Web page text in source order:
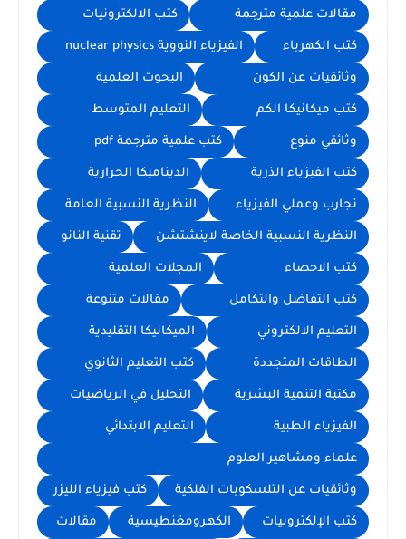
مقالات علمية مترجمة كتب الالكترونيات
كتب الكهرباء الفيزياء النووية nuclear physics
وثائقيات عن الكون البحوث العلمية
كتب ميكانيكا الكم التعليم المتوسط
وثائقي منوع كتب علمية مترجمة pdf
كتب الفيزياء الذرية الديناميكا الحرارية
تجارب وعملي الفيزياء النظرية النسبية العامة
النظرية النسبية الخاصة لاينشتشن تقنية النانو
كتب الاحصاء المجلات العلمية
كتب التفاضل والتكامل مقالات متنوعة
التعليم الالكتروني الميكانيكا التقليدية
الطاقات المتجددة كتب التعليم الثانوي
مكتبة التنمية البشرية التحليل في الرياضيات
الفيزياء الطبية التعليم الابتدائي
علماء ومشاهير العلوم
وثائقيات عن التلسكوبات الفلكية كتب فيزياء الليزر
كتب الإلكترونيات الكهرومغنطيسية مقالات